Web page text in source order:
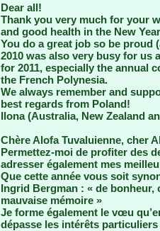
Dear all!
Thank you very much for your
and good health in the New
You do a great job so be proud
2010 was also very busy for us
for 2011, especially the annual
the French Polynesia.
We always remember and
best regards from Poland!
Ilona (Australia, New Zealand
Chère Alofa Tuvaluienne, cher
Permettez-moi de profiter des
adresser également mes
Que cette année vous soit
Ingrid Bergman : « de bonheur,
mauvaise mémoire »
Je forme également le vœu
dépasse les intérêts